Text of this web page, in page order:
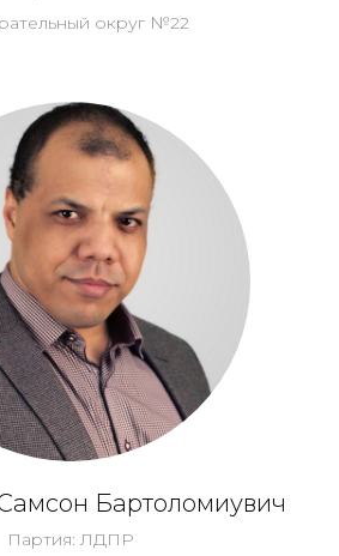
округ №22
Бартоломиувич
Партия: ЛДПР